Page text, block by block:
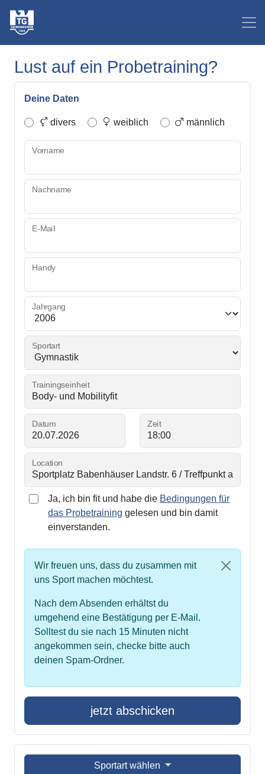
Lust auf ein Probetraining?
Deine Daten
divers weiblich männlich
Vorname
Nachname
E-Mail
Handy
Jahrgang
Sportart
Trainingseinheit
Datum Zeit
Location
Ja, ich bin fit und habe die Bedingungen für
das Probetraining gelesen und bin damit
einverstanden.
Wir freuen uns, dass du zusammen mit
uns Sport machen möchtest.
Nach dem Absenden erhältst du
umgehend eine Bestätigung per E-Mail.
Solltest du sie nach 15 Minuten nicht
angekommen sein, checke bitte auch
deinen Spam-Ordner.
jetzt abschicken
Sportart wählen